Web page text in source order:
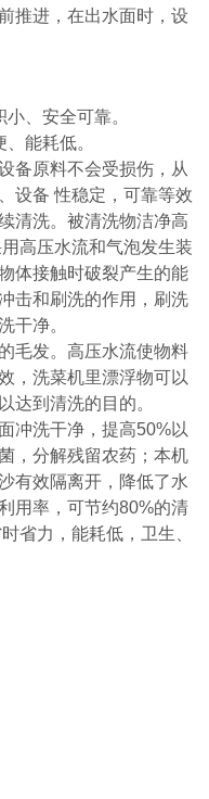
推进，在出水面时，设
、安全可靠。
能耗低。
备原料不会受损伤，从
设备 性稳定，可靠等效
清洗。被清洗物洁净高
高压水流和气泡发生装
体接触时破裂产生的能
击和刷洗的作用，刷洗
干净。
毛发。高压水流使物料
，洗菜机里漂浮物可以
达到清洗的目的。
冲洗干净，提高50%以
，分解残留农药；本机
有效隔离开，降低了水
用率，可节约80%的清
省力，能耗低，卫生、